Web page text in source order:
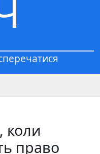
коли
право